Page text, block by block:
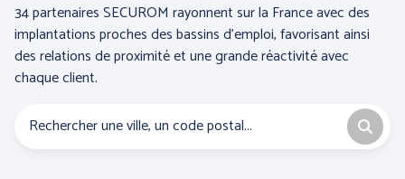
34 partenaires SECUROM rayonnent sur la France avec des
implantations proches des bassins d’emploi, favorisant ainsi
des relations de proximité et une grande réactivité avec
chaque client.